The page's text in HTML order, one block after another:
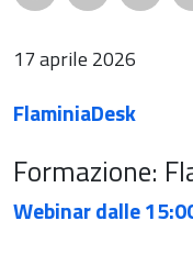
17 aprile 2026
FlaminiaDesk
Formazione:
Webinar dalle